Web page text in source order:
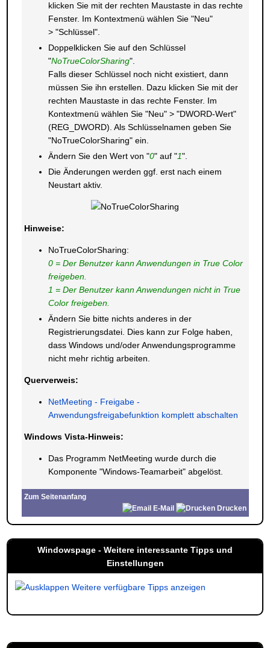
klicken Sie mit der rechten Maustaste in das rechte
Fenster. Im Kontextmenü wählen Sie "Neu"
> "Schlüssel".
Doppelklicken Sie auf den Schlüssel
"NoTrueColorSharing".
Falls dieser Schlüssel noch nicht existiert, dann
müssen Sie ihn erstellen. Dazu klicken Sie mit der
rechten Maustaste in das rechte Fenster. Im
Kontextmenü wählen Sie "Neu" > "DWORD-Wert"
(REG_DWORD). Als Schlüsselnamen geben Sie
"NoTrueColorSharing" ein.
Ändern Sie den Wert von "0" auf "1".
Die Änderungen werden ggf. erst nach einem
Neustart aktiv.
Hinweise:
NoTrueColorSharing:
0 = Der Benutzer kann Anwendungen in True Color
freigeben.
1 = Der Benutzer kann Anwendungen nicht in True
Color freigeben.
Ändern Sie bitte nichts anderes in der
Registrierungsdatei. Dies kann zur Folge haben,
dass Windows und/oder Anwendungsprogramme
nicht mehr richtig arbeiten.
Querverweis:
NetMeeting - Freigabe -
Anwendungsfreigabefunktion komplett abschalten
Windows Vista-Hinweis:
Das Programm NetMeeting wurde durch die
Komponente "Windows-Teamarbeit" abgelöst.
Zum Seitenanfang
E-Mail
Drucken
Windowspage - Weitere interessante Tipps und
Einstellungen
Weitere verfügbare Tipps anzeigen